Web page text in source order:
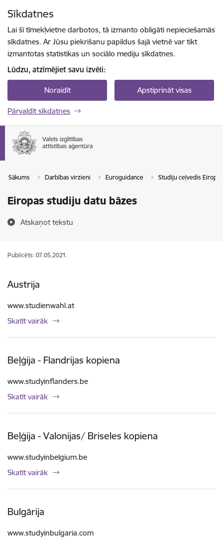
Sīkdatnes
Lai šī tīmekļvietne darbotos, tā izmanto obligāti nepieciešamās
sīkdatnes. Ar Jūsu piekrišanu papildus šajā vietnē var tikt
izmantotas statistikas un sociālo mediju sīkdatnes.
Lūdzu, atzīmējiet savu izvēli:
Noraidīt Apstiprināt visas
Pārvaldīt sīkdatnes
Sākums Darbības virzieni Euroguidance Studiju ceļvedis Eiropā
Eiropas studiju datu bāzes
Atskaņot tekstu
Publicēts: 07.05.2021.
Austrija
www.studienwahl.at
Skatīt vairāk
Beļģija - Flandrijas kopiena
www.studyinflanders.be
Skatīt vairāk
Beļģija - Valonijas/ Briseles kopiena
www.studyinbelgium.be
Skatīt vairāk
Bulgārija
www.studyinbulgaria.com